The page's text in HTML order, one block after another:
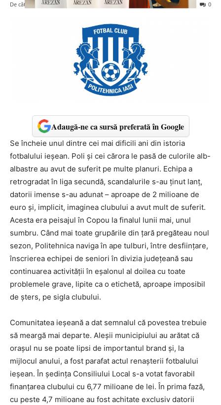
De către Eva MIRON 24 decembrie 2021 0
Adaugă-ne ca sursă preferată în Google
Se încheie unul dintre cei mai dificili ani din istoria
fotbalului ieșean. Poli și cei cărora le pasă de culorile alb-
albastre au avut de suferit pe multe planuri. Echipa a
retrogradat în liga secundă, scandalurile s-au ținut lanț,
datorii imense s-au adunat – aproape de 2 milioane de
euro și, implicit, imaginea clubului a avut mult de suferit.
Acesta era peisajul în Copou la finalul lunii mai, unul
sumbru. Când mai toate grupările din țară pregăteau noul
sezon, Politehnica naviga în ape tulburi, între desființare,
înscrierea echipei de seniori în divizia județeană sau
continuarea activității în eșalonul al doilea cu toate
problemele grave, lipite ca o etichetă, aproape imposibil
de șters, pe sigla clubului.
Comunitatea ieșeană a dat semnalul că povestea trebuie
să meargă mai departe. Aleșii municipiului au arătat că
orașul nu se poate lipsi de importantul brand și, la
mijlocul anului, a fost parafat actul renașterii fotbalului
ieșean. În ședința Consiliului Local s-a votat favorabil
finanțarea clubului cu 6,77 milioane de lei. În prima fază,
cu peste 4,7 milioane au fost achitate exclusiv datorii